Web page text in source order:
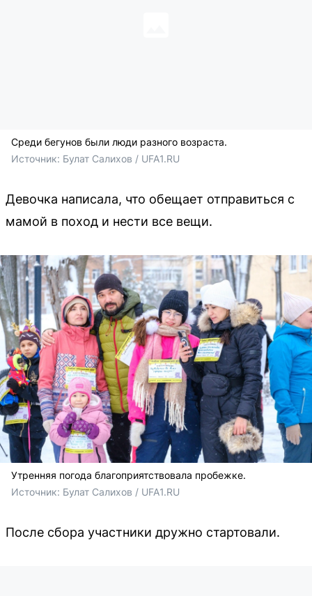
Среди бегунов были люди разного возраста.
Источник: Булат Салихов / UFA1.RU
Девочка написала, что обещает отправиться с
мамой в поход и нести все вещи.
Утренняя погода благоприятствовала пробежке.
Источник: Булат Салихов / UFA1.RU
После сбора участники дружно стартовали.